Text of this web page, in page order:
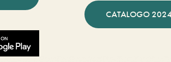
CATALOGO